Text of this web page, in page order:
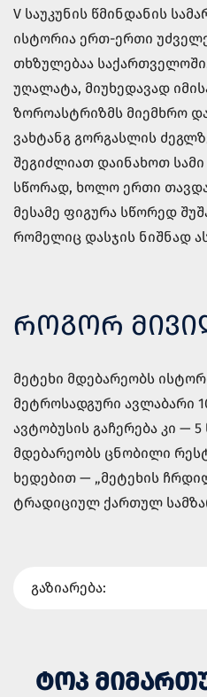
V საუკუნის წმინდანის
ისტორია ერთ-ერთი
თხზულებაა
უღალატა, მიუხედავად
ზოროასტრიზმს მიემხრო და
ვახტანგ გორგასლის
შეგიძლიათ დაინახოთ
სწორად, ხოლო ერთი
მესამე ფიგურა სწორედ
რომელიც დასჯის ნიშნად
ᲠᲝᲒᲝᲠ
მეტეხი მდებარეობს
მეტროსადგური ავლაბარი
ავტობუსის გაჩერება კი —
მდებარეობს ცნობილი
ხედებით — „მეტეხის
ტრადიციულ ქართულ
გაზიარება:
ᲢᲝᲞ